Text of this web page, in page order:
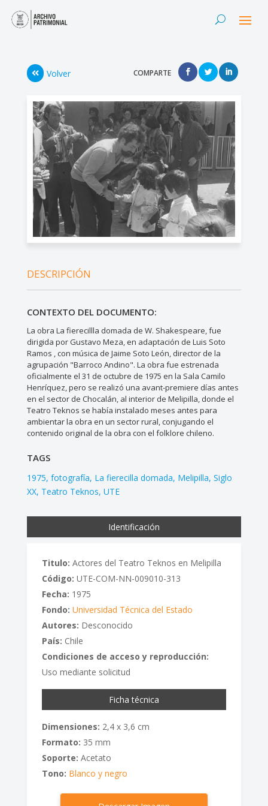
Volver COMPARTE
DESCRIPCIÓN
CONTEXTO DEL DOCUMENTO:
La obra La fierecillla domada de W. Shakespeare, fue
dirigida por Gustavo Meza, en adaptación de Luis Soto
Ramos , con música de Jaime Soto León, director de la
agrupación "Barroco Andino". La obra fue estrenada
oficialmente el 31 de octubre de 1975 en la Sala Camilo
Henríquez, pero se realizó una avant-premiere días antes
en el sector de Chocalán, al interior de Melipilla, donde el
Teatro Teknos se había instalado meses antes para
ambientar la obra en un sector rural, conjugando el
contenido original de la obra con el folklore chileno.
TAGS
1975 fotografía La fierecilla domada Melipilla Siglo
XX Teatro Teknos UTE
Identificación
Titulo: Actores del Teatro Teknos en Melipilla
Código: UTE-COM-NN-009010-313
Fecha: 1975
Fondo: Universidad Técnica del Estado
Autores: Desconocido
País: Chile
Condiciones de acceso y reproducción:
Uso mediante solicitud
Ficha técnica
Dimensiones: 2,4 x 3,6 cm
Formato: 35 mm
Soporte: Acetato
Tono: Blanco y negro